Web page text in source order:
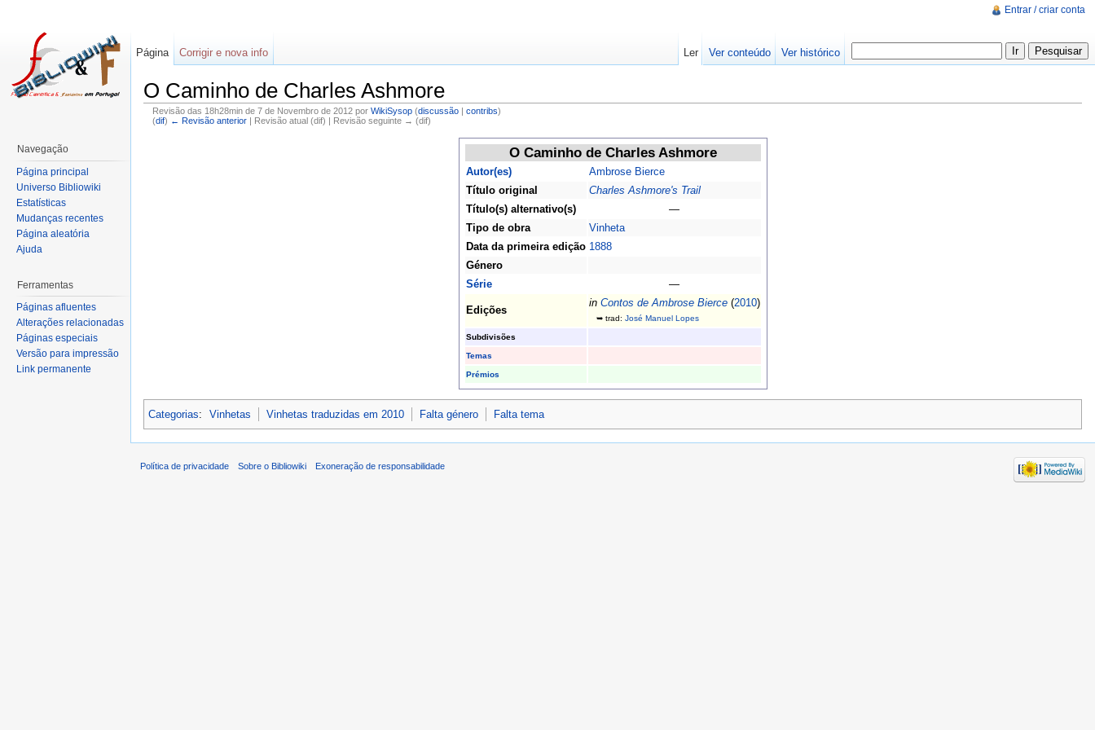
O Caminho de Charles Ashmore
Revisão das 18h28min de 7 de Novembro de 2012 por WikiSysop (discussão| contribs)
(dif) ← Revisão anterior| Revisão atual (dif) | Revisão seguinte → (dif)
O Caminho de Charles Ashmore
Autor(es)
Ambrose Bierce
Título original
Charles Ashmore's Trail
Título(s) alternativo(s)
—
Tipo de obra
Vinheta
Data da primeira edição 1888
Género
Série
—
Edições
in Contos de Ambrose Bierce(2010)
➥ trad: José Manuel Lopes
Subdivisões
Temas
Prémios
Categorias: Vinhetas Vinhetas traduzidas em 2010 Falta género Falta tema
Entrar / criar conta
Página Corrigir e nova info Ler Ver conteúdo Ver histórico
Navegação
Página principal
Universo Bibliowiki
Estatísticas
Mudanças recentes
Página aleatória
Ajuda
Ferramentas
Páginas afluentes
Alterações relacionadas
Páginas especiais
Versão para impressão
Link permanente
Política de privacidade Sobre o Bibliowiki Exoneração de responsabilidade